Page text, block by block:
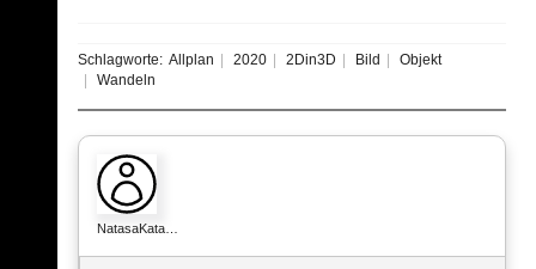
Schlagworte: Allplan 2020 2Din3D Bild
Objekt
Wandeln
NatasaKata…